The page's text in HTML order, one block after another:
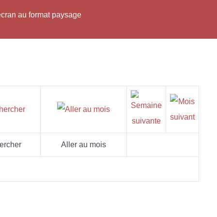
au format paysage
Aller au mois